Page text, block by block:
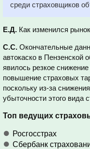
среди страховщиков
Е.Д. Как изменился
С.С. Окончательные
автокаско в Пензенской
явилось резкое
повышение страховых
поскольку из-за
убыточности этого вида
Топ ведущих
Росгосстрах
Сбербанк